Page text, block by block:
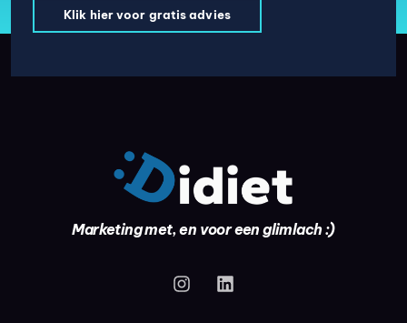
Klik hier voor gratis advies
Marketing met, en voor een glimlach :)